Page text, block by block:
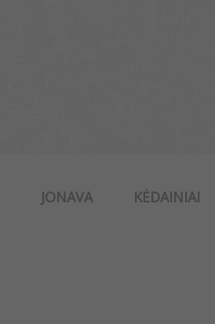
JONAVA KĖDAINIAI